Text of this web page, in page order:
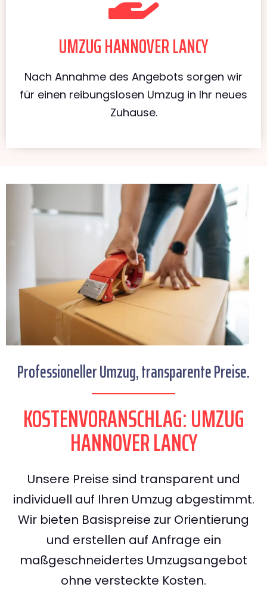
UMZUG HANNOVER LANCY
Nach Annahme des Angebots sorgen wir
für einen reibungslosen Umzug in Ihr neues
Zuhause.
Professioneller Umzug, transparente Preise.
KOSTENVORANSCHLAG: UMZUG
HANNOVER LANCY
Unsere Preise sind transparent und
individuell auf Ihren Umzug abgestimmt.
Wir bieten Basispreise zur Orientierung
und erstellen auf Anfrage ein
maßgeschneidertes Umzugsangebot
ohne versteckte Kosten.